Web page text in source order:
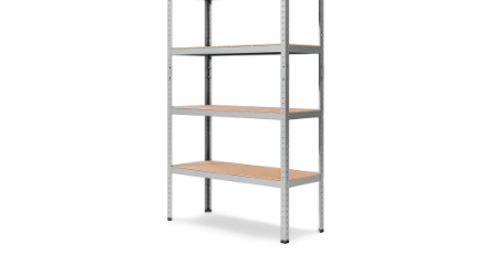
ŽEBŘÍKY SCHŮDKY A LEŠENÍ
PARKOVACÍ BLOKÁDY